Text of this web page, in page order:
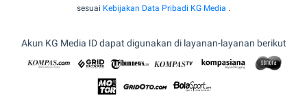
sesuai Kebijakan Data Pribadi KG Media .
Akun KG Media ID dapat digunakan di layanan-layanan berikut